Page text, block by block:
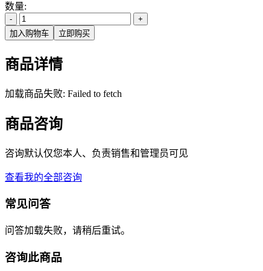
数量:
-
+
加入购物车
立即购买
商品详情
加载商品失败: Failed to fetch
商品咨询
咨询默认仅您本人、负责销售和管理员可见
查看我的全部咨询
常见问答
问答加载失败，请稍后重试。
咨询此商品